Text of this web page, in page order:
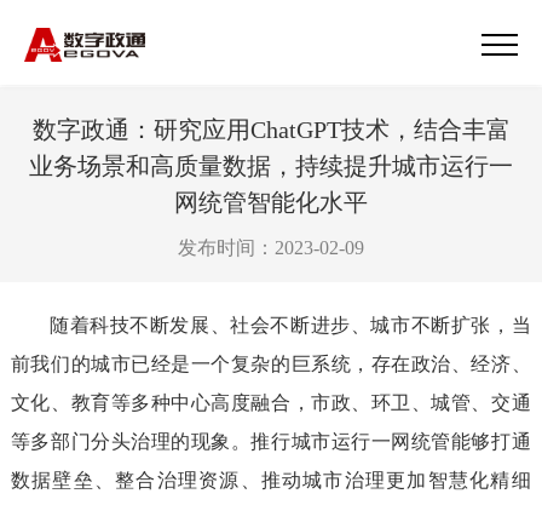
数字政通：研究应用ChatGPT技术，结合丰富
业务场景和高质量数据，持续提升城市运行一
网统管智能化水平
发布时间：2023-02-09
随着科技不断发展、社会不断进步、城市不断扩张，当
前我们的城市已经是一个复杂的巨系统，存在政治、经济、
文化、教育等多种中心高度融合，市政、环卫、城管、交通
等多部门分头治理的现象。推行城市运行一网统管能够打通
数据壁垒、整合治理资源、推动城市治理更加智慧化精细